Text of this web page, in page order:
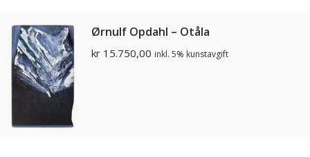
Ørnulf Opdahl – Otåla
kr 15.750,00 inkl. 5% kunstavgift